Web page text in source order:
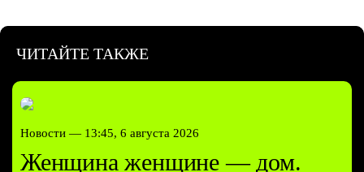
ЧИТАЙТЕ ТАКЖЕ
Новости — 13:45, 6 августа 2026
Женщина женщине — дом.